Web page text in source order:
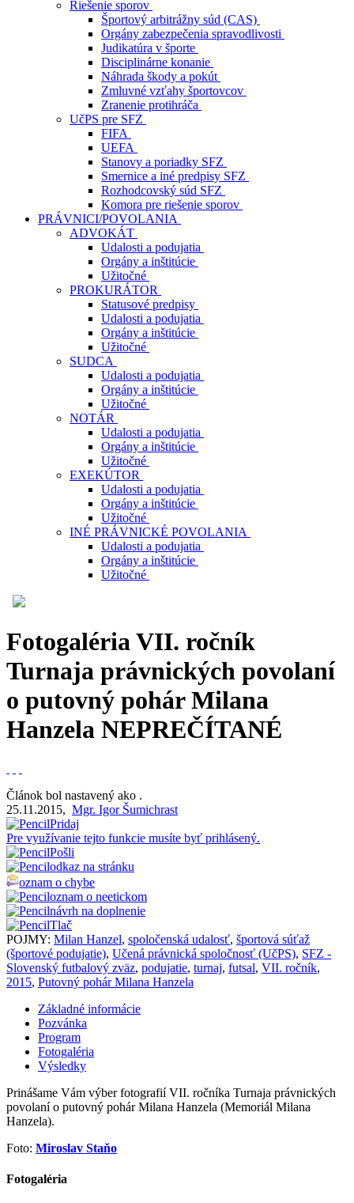
Riešenie sporov
Športový arbitrážny súd (CAS)
Orgány zabezpečenia spravodlivosti
Judikatúra v športe
Disciplinárne konanie
Náhrada škody a pokút
Zmluvné vzťahy športovcov
Zranenie protihráča
UčPS pre SFZ
FIFA
UEFA
Stanovy a poriadky SFZ
Smernice a iné predpisy SFZ
Rozhodcovský súd SFZ
Komora pre riešenie sporov
PRÁVNICI/POVOLANIA
ADVOKÁT
Udalosti a podujatia
Orgány a inštitúcie
Užitočné
PROKURÁTOR
Statusové predpisy
Udalosti a podujatia
Orgány a inštitúcie
Užitočné
SUDCA
Udalosti a podujatia
Orgány a inštitúcie
Užitočné
NOTÁR
Udalosti a podujatia
Orgány a inštitúcie
Užitočné
EXEKÚTOR
Udalosti a podujatia
Orgány a inštitúcie
Užitočné
INÉ PRÁVNICKÉ POVOLANIA
Udalosti a podujatia
Orgány a inštitúcie
Užitočné
Fotogaléria VII. ročník
Turnaja právnických povolaní
o putovný pohár Milana
Hanzela NEPREČÍTANÉ
Článok bol nastavený ako .
25.11.2015, Mgr. Igor Šumichrast
Pridaj
Pre využívanie tejto funkcie musíte byť prihlásený.
Pošli
odkaz na stránku
oznam o chybe
oznam o neetickom
návrh na doplnenie
Tlač
POJMY: Milan Hanzel, spoločenská udalosť, športová súťaž
(športové podujatie), Učená právnická spoločnosť (UčPS), SFZ -
Slovenský futbalový zväz, podujatie, turnaj, futsal, VII. ročník,
2015, Putovný pohár Milana Hanzela
Základné informácie
Pozvánka
Program
Fotogaléria
Výsledky
Prinášame Vám výber fotografií VII. ročníka Turnaja právnických
povolaní o putovný pohár Milana Hanzela (Memoriál Milana
Hanzela).
Foto: Miroslav Staňo
Fotogaléria